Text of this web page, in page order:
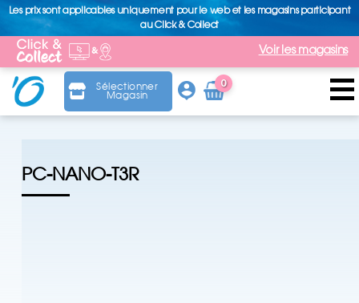
Les prix sont applicables uniquement pour le web et les magasins participant
au Click & Collect
Voir les magasins
Sélectionner
Magasin
0
Arti
cle
PC-NANO-T3R